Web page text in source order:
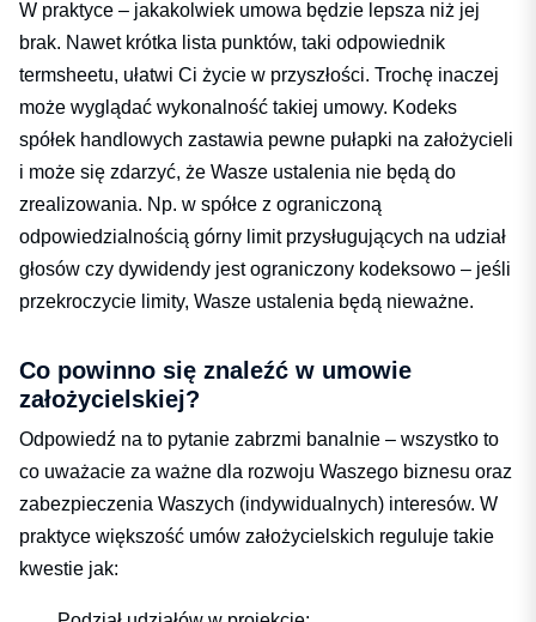
W praktyce – jakakolwiek umowa będzie lepsza niż jej
brak. Nawet krótka lista punktów, taki odpowiednik
termsheetu, ułatwi Ci życie w przyszłości. Trochę inaczej
może wyglądać wykonalność takiej umowy. Kodeks
spółek handlowych zastawia pewne pułapki na założycieli
i może się zdarzyć, że Wasze ustalenia nie będą do
zrealizowania. Np. w spółce z ograniczoną
odpowiedzialnością górny limit przysługujących na udział
głosów czy dywidendy jest ograniczony kodeksowo – jeśli
przekroczycie limity, Wasze ustalenia będą nieważne.
Co powinno się znaleźć w umowie
założycielskiej?
Odpowiedź na to pytanie zabrzmi banalnie – wszystko to
co uważacie za ważne dla rozwoju Waszego biznesu oraz
zabezpieczenia Waszych (indywidualnych) interesów. W
praktyce większość umów założycielskich reguluje takie
kwestie jak: